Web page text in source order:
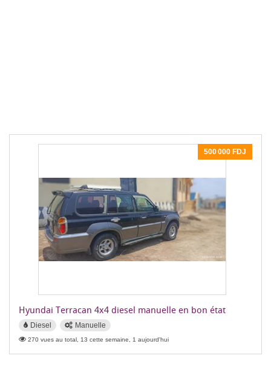
500 000 FDJ
Hyundai Terracan 4x4 diesel manuelle en bon état
Diesel Manuelle
270 vues au total, 13 cette semaine, 1 aujourd'hui